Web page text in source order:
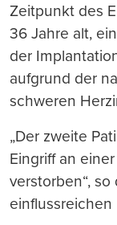
Zeitpunkt des
36 Jahre alt,
der
aufgrund der
schweren
„Der zweite
Eingriff an
verstorben“,
einflussreichen